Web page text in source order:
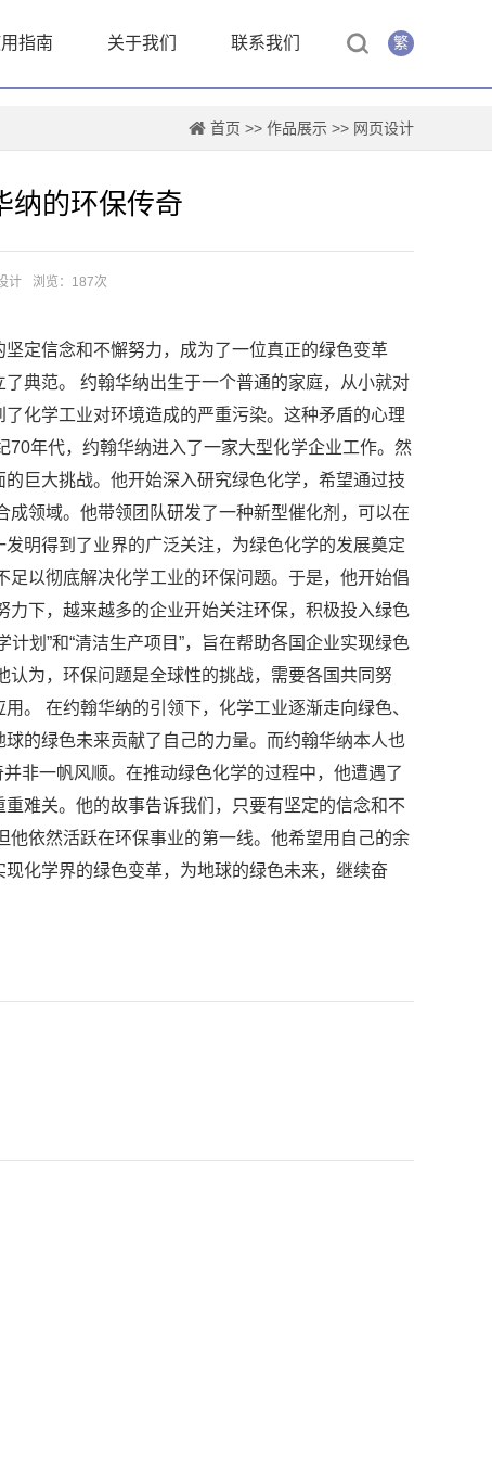
繁
指南 关于我们 联系我们
首页 >> 作品展示 >> 网页设计
纳的环保传奇
计 浏览：187次
定信念和不懈努力，成为了一位真正的绿色变革
典范。 约翰华纳出生于一个普通的家庭，从小就对
化学工业对环境造成的严重污染。这种矛盾的心理
年代，约翰华纳进入了一家大型化学企业工作。然
巨大挑战。他开始深入研究绿色化学，希望通过技
领域。他带领团队研发了一种新型催化剂，可以在
明得到了业界的广泛关注，为绿色化学的发展奠定
以彻底解决化学工业的环保问题。于是，他开始倡
下，越来越多的企业开始关注环保，积极投入绿色
划”和“清洁生产项目”，旨在帮助各国企业实现绿色
为，环保问题是全球性的挑战，需要各国共同努
。 在约翰华纳的引领下，化学工业逐渐走向绿色、
的绿色未来贡献了自己的力量。而约翰华纳本人也
非一帆风顺。在推动绿色化学的过程中，他遭遇了
难关。他的故事告诉我们，只要有坚定的信念和不
依然活跃在环保事业的第一线。他希望用自己的余
化学界的绿色变革，为地球的绿色未来，继续奋